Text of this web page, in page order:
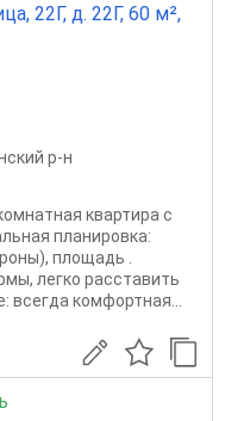
22Г, д. 22Г, 60 м²,
р-н
квартира с
планировка:
площадь .
легко расставить
комфортная...